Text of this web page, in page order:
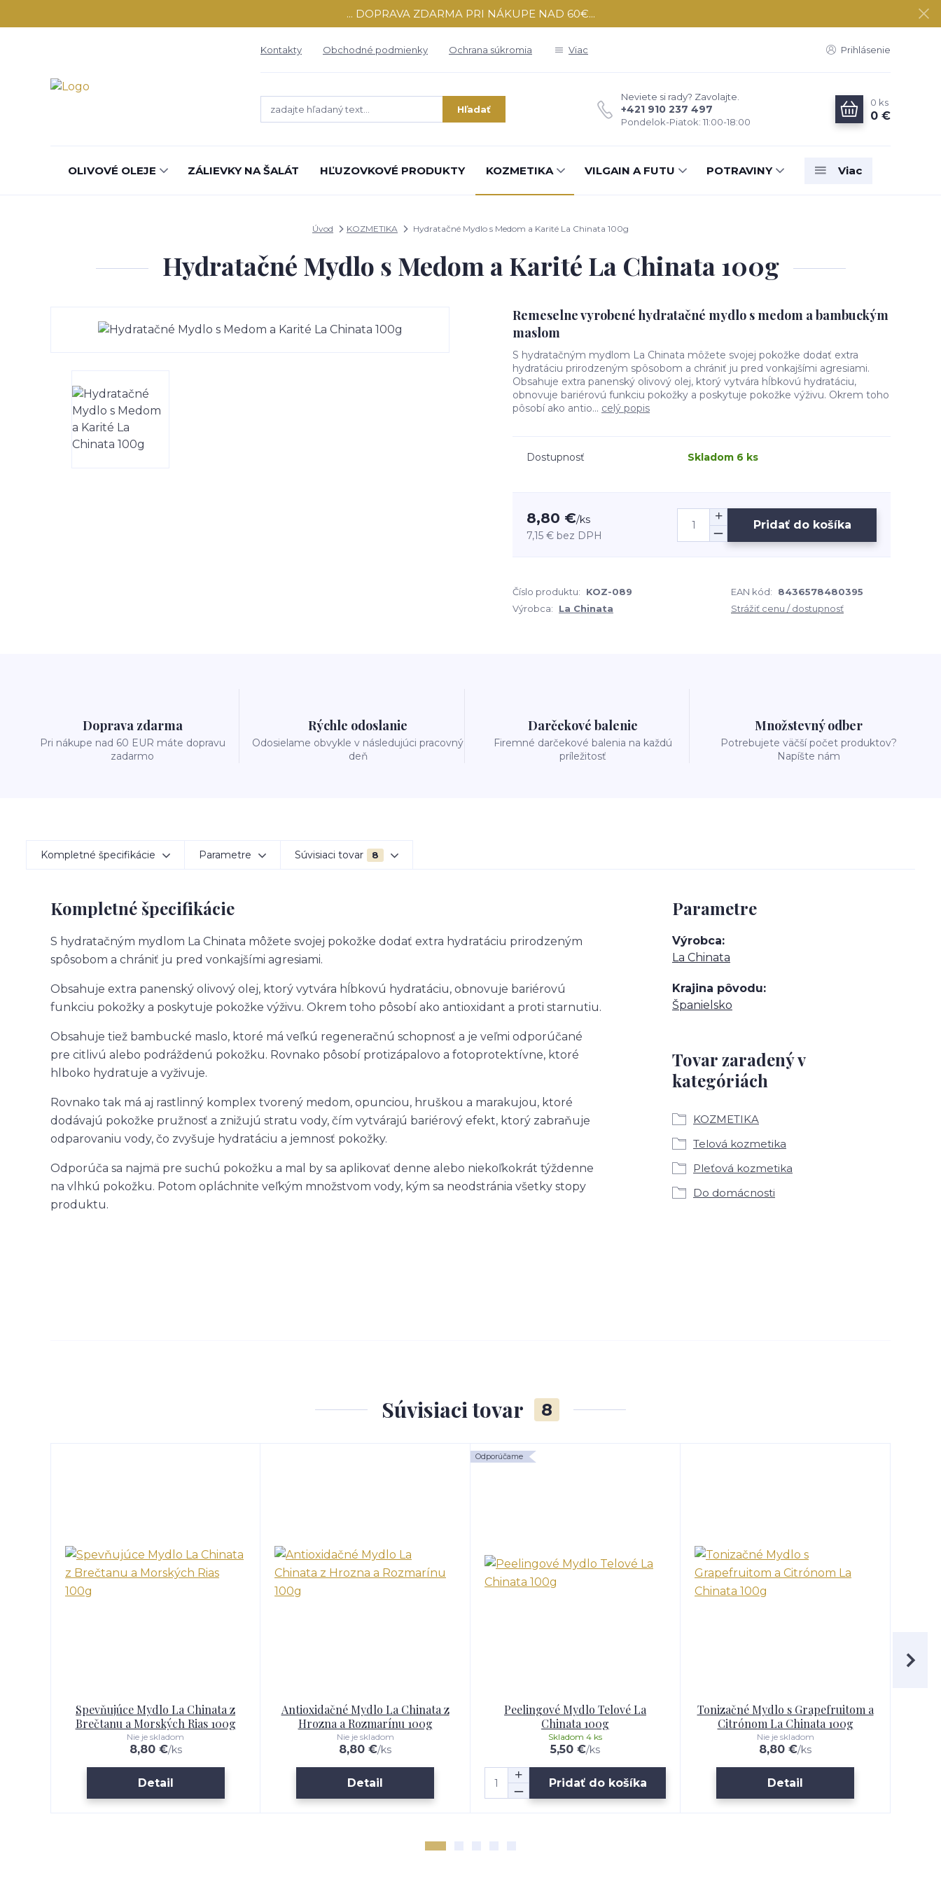
... DOPRAVA ZDARMA PRI NÁKUPE NAD 60€...
Kontakty Obchodné podmienky Ochrana súkromia Viac Prihlásenie
Hľadať
Neviete si rady? Zavolajte.
+421 910 237 497
Pondelok-Piatok: 11:00-18:00
0 ks
0 €
OLIVOVÉ OLEJE ZÁLIEVKY NA ŠALÁT HĽUZOVKOVÉ PRODUKTY KOZMETIKA VILGAIN A FUTU POTRAVINY Viac
Úvod KOZMETIKA Hydratačné Mydlo s Medom a Karité La Chinata 100g
Hydratačné Mydlo s Medom a Karité La Chinata 100g
Remeselne vyrobené hydratačné mydlo s medom a bambuckým
maslom
S hydratačným mydlom La Chinata môžete svojej pokožke dodať extra
hydratáciu prirodzeným spôsobom a chrániť ju pred vonkajšími agresiami.
Obsahuje extra panenský olivový olej, ktorý vytvára hĺbkovú hydratáciu,
obnovuje bariérovú funkciu pokožky a poskytuje pokožke výživu. Okrem toho
pôsobí ako antio... celý popis
Dostupnosť Skladom 6 ks
8,80 €/ks
7,15 € bez DPH
Pridať do košíka
Číslo produktu: KOZ-089 EAN kód:
8436578480395
Výrobca:
La Chinata Strážiť cenu / dostupnosť
Doprava zdarma
Pri nákupe nad 60 EUR máte dopravu
zadarmo
Rýchle odoslanie
Odosielame obvykle v následujúci pracovný
deň
Darčekové balenie
Firemné darčekové balenia na každú
príležitosť
Množstevný odber
Potrebujete väčší počet produktov?
Napíšte nám
Kompletné špecifikácie Parametre Súvisiaci tovar 8
Kompletné špecifikácie
S hydratačným mydlom La Chinata môžete svojej pokožke dodať extra hydratáciu prirodzeným
spôsobom a chrániť ju pred vonkajšími agresiami.
Obsahuje extra panenský olivový olej, ktorý vytvára hĺbkovú hydratáciu, obnovuje bariérovú
funkciu pokožky a poskytuje pokožke výživu. Okrem toho pôsobí ako antioxidant a proti starnutiu.
Obsahuje tiež bambucké maslo, ktoré má veľkú regeneračnú schopnosť a je veľmi odporúčané
pre citlivú alebo podráždenú pokožku. Rovnako pôsobí protizápalovo a fotoprotektívne, ktoré
hlboko hydratuje a vyživuje.
Rovnako tak má aj rastlinný komplex tvorený medom, opunciou, hruškou a marakujou, ktoré
dodávajú pokožke pružnosť a znižujú stratu vody, čím vytvárajú bariérový efekt, ktorý zabraňuje
odparovaniu vody, čo zvyšuje hydratáciu a jemnosť pokožky.
Odporúča sa najmä pre suchú pokožku a mal by sa aplikovať denne alebo niekoľkokrát týždenne
na vlhkú pokožku. Potom opláchnite veľkým množstvom vody, kým sa neodstránia všetky stopy
produktu.
Parametre
Výrobca
La Chinata
Krajina pôvodu
Španielsko
Tovar zaradený v
kategóriách
KOZMETIKA
Telová kozmetika
Pleťová kozmetika
Do domácnosti
Súvisiaci tovar 8
Spevňujúce Mydlo La Chinata z
Brečtanu a Morských Rias 100g
8,80 €/ks
Nie je skladom
Detail
Antioxidačné Mydlo La Chinata z
Hrozna a Rozmarínu 100g
8,80 €/ks
Nie je skladom
Detail
Odporúčame
Peelingové Mydlo Telové La
Chinata 100g
5,50 €/ks
Skladom 4 ks
Pridať do košíka
Tonizačné Mydlo s Grapefruitom a
Citrónom La Chinata 100g
8,80 €/ks
Nie je skladom
Detail